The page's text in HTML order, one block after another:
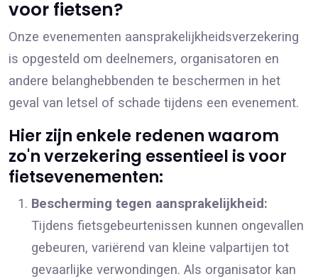
voor fietsen?
Onze evenementen aansprakelijkheidsverzekering
is opgesteld om deelnemers, organisatoren en
andere belanghebbenden te beschermen in het
geval van letsel of schade tijdens een evenement.
Hier zijn enkele redenen waarom
zo'n verzekering essentieel is voor
fietsevenementen:
Bescherming tegen aansprakelijkheid:
Tijdens fietsgebeurtenissen kunnen ongevallen
gebeuren, variërend van kleine valpartijen tot
gevaarlijke verwondingen. Als organisator kan